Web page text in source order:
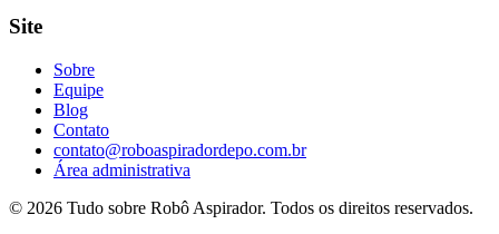
Site
Sobre
Equipe
Blog
Contato
contato@roboaspiradordepo.com.br
Área administrativa
© 2026 Tudo sobre Robô Aspirador. Todos os direitos reservados.